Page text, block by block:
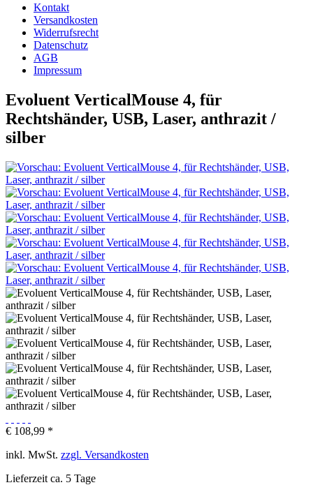
Kontakt
Versandkosten
Widerrufsrecht
Datenschutz
AGB
Impressum
Evoluent VerticalMouse 4, für
Rechtshänder, USB, Laser, anthrazit /
silber
€ 108,99 *
inkl. MwSt. zzgl. Versandkosten
Lieferzeit ca. 5 Tage